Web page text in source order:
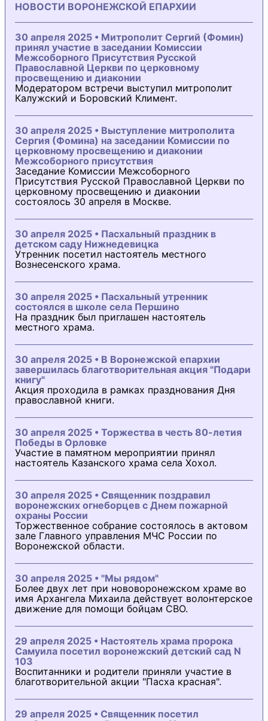
НОВОСТИ ВОРОНЕЖСКОЙ ЕПАРХИИ
30 апреля 2025 • Митрополит Сергий (Фомин)
принял участие в заседании Комиссии
Межсоборного Присутствия Русской
Православной Церкви по церковному
просвещению и диаконии
Модератором встречи выступил митрополит
Калужский и Боровский Климент.
30 апреля 2025 • Выступление митрополита
Сергия (Фомина) на заседании Комиссии по
церковному просвещению и диаконии
Межсоборного присутствия
Заседание Комиссии Межсоборного
Присутствия Русской Православной Церкви по
церковному просвещению и диаконии
состоялось 30 апреля в Москве.
30 апреля 2025 • Пасхальный праздник в
детском саду Нижнедевицка
Утренник посетил настоятель местного
Вознесенского храма.
30 апреля 2025 • Пасхальный утренник
состоялся в школе села Першино
На праздник был приглашен настоятель
местного храма.
30 апреля 2025 • В Воронежской епархии
завершилась благотворительная акция "Подари
книгу"
Акция проходила в рамках празднования Дня
православной книги.
30 апреля 2025 • Торжества в честь 80-летия
Победы в Орловке
Участие в памятном мероприятии принял
настоятель Казанского храма села Хохол.
30 апреля 2025 • Священник поздравил
воронежских огнеборцев с Днем пожарной
охраны России
Торжественное собрание состоялось в актовом
зале Главного управления МЧС России по
Воронежской области.
30 апреля 2025 • "Мы рядом"
Более двух лет при нововоронежском храме во
имя Архангела Михаила действует волонтерское
движение для помощи бойцам СВО.
29 апреля 2025 • Настоятель храма пророка
Самуила посетил воронежский детский сад N
103
Воспитанники и родители приняли участие в
благотворительной акции "Пасха красная".
29 апреля 2025 • Священник посетил